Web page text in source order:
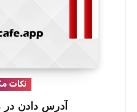
نکات
آدرس دادن در